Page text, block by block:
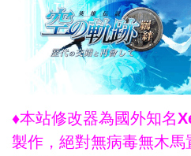
♦本站修改器為國外知名
製作，絕對無病毒無木馬